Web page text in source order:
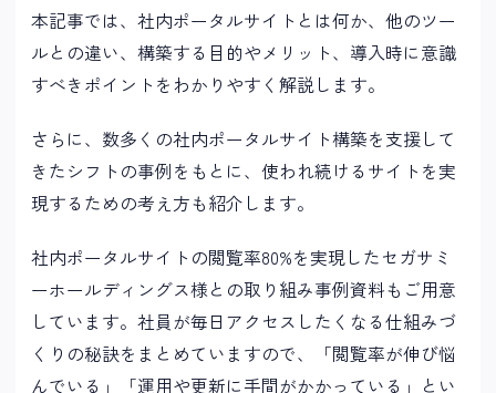
本記事では、社内ポータルサイトとは何か、他のツー
ルとの違い、構築する目的やメリット、導入時に意識
すべきポイントをわかりやすく解説します。
さらに、数多くの社内ポータルサイト構築を支援して
きたシフトの事例をもとに、使われ続けるサイトを実
現するための考え方も紹介します。
社内ポータルサイトの閲覧率80%を実現したセガサミ
ーホールディングス様との取り組み事例資料もご用意
しています。社員が毎日アクセスしたくなる仕組みづ
くりの秘訣をまとめていますので、「閲覧率が伸び悩
んでいる」「運用や更新に手間がかかっている」とい